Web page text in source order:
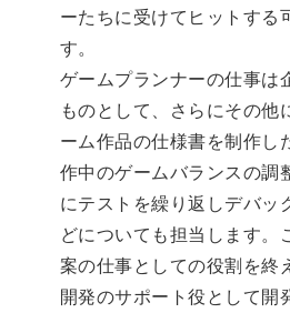
ーたちに受けてヒットする
す。
ゲームプランナーの仕事は
ものとして、さらにその他
ーム作品の仕様書を制作し
作中のゲームバランスの調
にテストを繰り返しデバッ
どについても担当します。
案の仕事としての役割を終
開発のサポート役として開